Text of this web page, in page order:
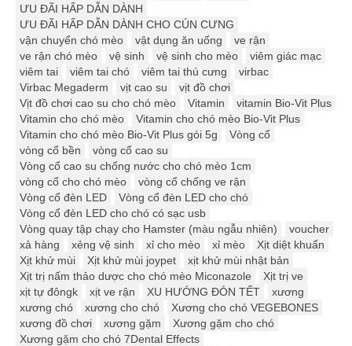
ƯU ĐÃI HẤP DẪN DÀNH
ƯU ĐÃI HẤP DẪN DÀNH CHO CÚN CƯNG
vận chuyển chó mèo
vật dụng ăn uống
ve rận
ve rận chó mèo
vệ sinh vệ sinh cho mèo
viêm giác mạc
viêm tai
viêm tai chó viêm tai thú cưng
virbac
Virbac Megaderm
vịt cao su
vịt đồ chơi
Vịt đồ chơi cao su cho chó mèo
Vitamin
vitamin Bio-Vit Plus
Vitamin cho chó mèo
Vitamin cho chó mèo Bio-Vit Plus
Vitamin cho chó mèo Bio-Vit Plus gói 5g
Vòng cổ
vòng cổ bền
vòng cổ cao su
Vòng cổ cao su chống nước cho chó mèo 1cm
vòng cổ cho chó mèo
vòng cổ chống ve rận
Vòng cổ đèn LED
Vòng cổ đèn LED cho chó
Vòng cổ đèn LED cho chó có sạc usb
Vòng quay tập chạy cho Hamster (màu ngẫu nhiên)
voucher
xả hàng
xẻng vệ sinh xỉ cho mèo xỉ mèo
Xịt diệt khuẩn
Xịt khử mùi
Xịt khử mùi joypet
xịt khử mùi nhật bản
Xịt trị nấm thảo dược cho chó mèo Miconazole
Xịt trị ve
xịt tự đôngk
xịt ve rận XU HƯỚNG ĐÓN TẾT
xương
xương chó
xương cho chó
Xương cho chó VEGEBONES
xương đồ chơi
xương gặm
Xương gặm cho chó
Xương gặm cho chó 7Dental Effects